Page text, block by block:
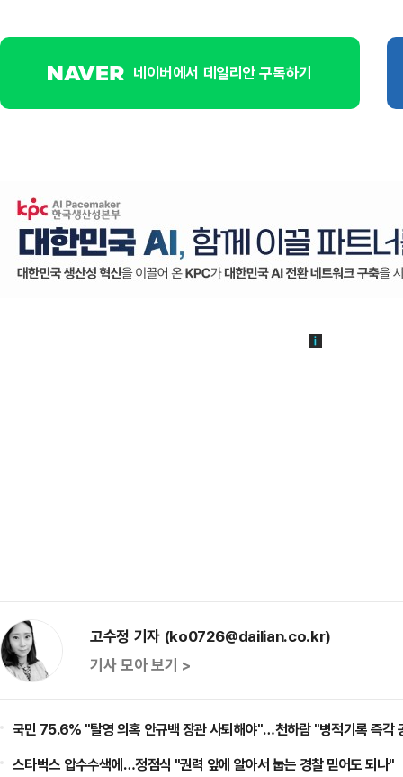
네이버에서 데일리안 구독하기
고수정 기자 (ko0726@dailian.co.kr)
기사 모아 보기 >
국민 75.6% "탈영 의혹 안규백 장관 사퇴해야"…천하람 "병적기록 즉각
스타벅스 압수수색에…정점식 "권력 앞에 알아서 눕는 경찰 믿어도 되나"